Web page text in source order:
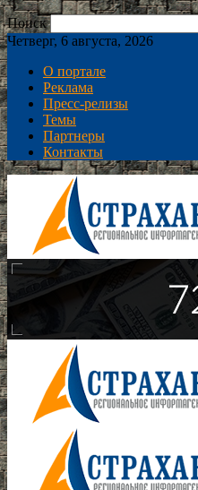
Поиск
Четверг, 6 августа, 2026
О портале
Реклама
Пресс-релизы
Темы
Партнеры
Контакты